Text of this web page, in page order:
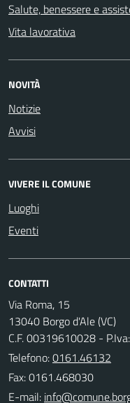
Salute, benessere e
Vita lavorativa
NOVITÀ
Notizie
Avvisi
VIVERE IL COMUNE
Luoghi
Eventi
CONTATTI
Via Roma, 15
13040 Borgo d'Ale (VC)
C.F. 00319610028 -
Telefono:0161.46132
Fax: 0161.468030
E-mail: